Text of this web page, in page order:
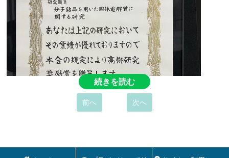
続きを読む
前へ 次へ